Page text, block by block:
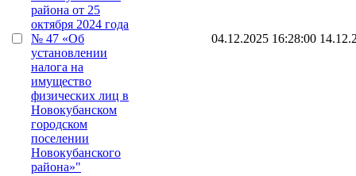
района от 25
октября 2024 года
№ 47 «Об
установлении
налога на
имущество
физических лиц в
Новокубанском
городском
поселении
Новокубанского
района»"
04.12.2025 16:28:00